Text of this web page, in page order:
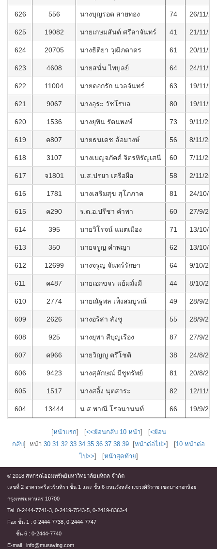
626 556 นางบุญรอด สายทอง 74 26/11/
625 19082 นายเกษมสันต์ ศรีลาจันทร์ 41 21/11/
624 20705 นางธิติยา วุฒิภดาดร 61 20/11/
623 4608 นายสนั่น ไพบูลย์ 64 24/11/
622 11004 นายดอกรัก นวลจันทร์ 63 19/11/
621 9067 นางอุระ วัชโรบล 80 19/11/
620 1536 นางยุพิน รัตนพงษ์ 73 9/11/
619 ค807 นายธนเดช ล้อมวงษ์ 56 8/11/
618 3107 นางเบญจภัคค์ จิตรหิรัญเสนี 60 7/11/
617 จ1801 น.ส.ปรยา เครือผือ 58 2/11/
616 1781 นางเสริมสุข สุโภภาค 81 24/10/
615 ค290 ร.ต.อ.ปรีชา คำพา 60 27/9/
614 395 นายวิโรจน์ แมตเมือง 71 13/10/
613 350 นายจรูญ คำพญา 62 13/10/
612 12699 นางจรูญ จันทร์รักษา 64 9/10/
611 ค487 นายเอกขจร แย้มมั่งมี 44 8/10/
610 2774 นายณัฐพล เพ็งสมบูรณ์ 49 28/9/
609 2626 นางอริสา สังชู 55 28/9/
608 925 นางยุพา สีบุญเรือง 87 27/9/
607 ค966 นายวิญญู ตรีโชติ 38 24/8/
606 9423 นางสุลักษณ์ มีชูทรัพย์ 81 20/8/
605 1517 นางสอิ้ง นุตสาระ 82 12/11/
604 13444 น.ส.พาณี โรจนานนท์ 66 19/9/
[หน้าแรก] [<<ย้อนกลับ 10 หน้า] [<ย้อน
กลับ] หน้า 30 31 32 33 34 35 36 37 38 39 [หน้าต่อไป>] [10 หน้าต่อ
ไป>>] [หน้าสุดท้าย]
© 2018 สหกรณ์ออมทรัพย์มหาวิทยาลัยมหิดล จำกัด
เลขที่ 2 อาคารศรีสวรินทิรา ชั้น 1 และ ชั้น 6 ถนนวังหลัง แขวงศิริราช เขตบางกอกน้อย
กรุงเทพมหานคร 10700
Tel. 0-2444-7741-3, 0-2419-7543-5, 0-2419-8363-4
Fax ชั้น 1 : 0-2444-7738, 0-2444-7747
ชั้น 6 : 0-2444-7740
E-mail : info@musaving.com